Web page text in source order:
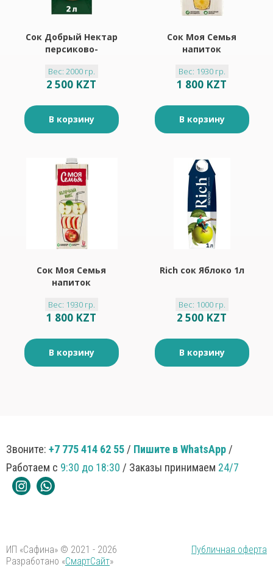
Сок Добрый Нектар
персиково-
Вес: 2000 гр.
2 500 KZT
В корзину
Сок Моя Семья
напиток
мультифруктовый
1,93л
Вес: 1930 гр.
1 800 KZT
В корзину
Сок Моя Семья
напиток
яблок Яблочный
микс 1,93л
Вес: 1930 гр.
1 800 KZT
В корзину
Rich сок Яблоко 1л
Вес: 1000 гр.
2 500 KZT
В корзину
Звоните: +7 775 414 62 55 / Пишите в WhatsApp /
Работаем с 9:30 до 18:30 / Заказы принимаем 24/7
ИП «Сафина» © 2021 - 2026
Публичная оферта
Разработано «СмартСайт»